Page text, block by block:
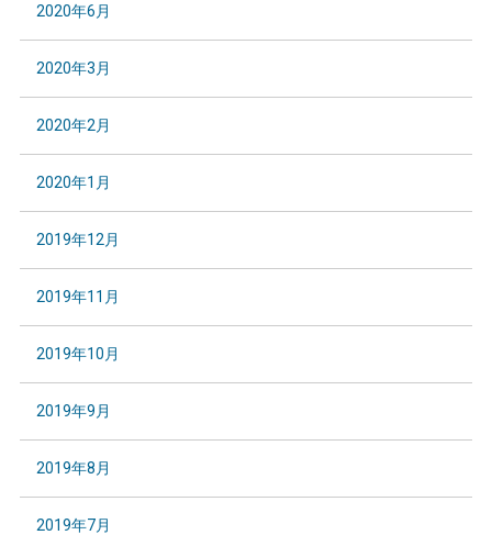
2020年6月
2020年3月
2020年2月
2020年1月
2019年12月
2019年11月
2019年10月
2019年9月
2019年8月
2019年7月